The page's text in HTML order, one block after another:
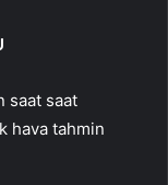
saat saat
hava tahmin